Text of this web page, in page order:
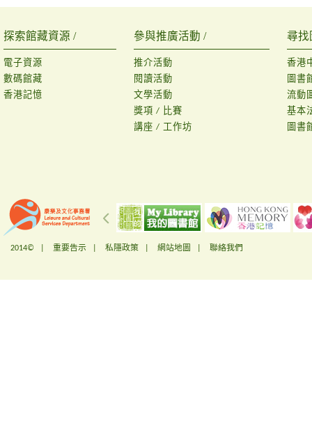
探索館藏資源 /
電子資源
數碼館藏
香港記憶
參與推廣活動 /
推介活動
閱讀活動
文學活動
獎項 / 比賽
講座 / 工作坊
尋找
香港
圖書
流動
基本
圖書
2014© | 重要告示 私隱政策 網站地圖 聯絡我們